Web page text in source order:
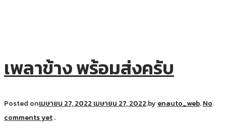
เพลาข้าง พร้อมส่งครับ
Posted onเมษายน 27, 2022 เมษายน 27, 2022.by enauto_web.No
comments yet.